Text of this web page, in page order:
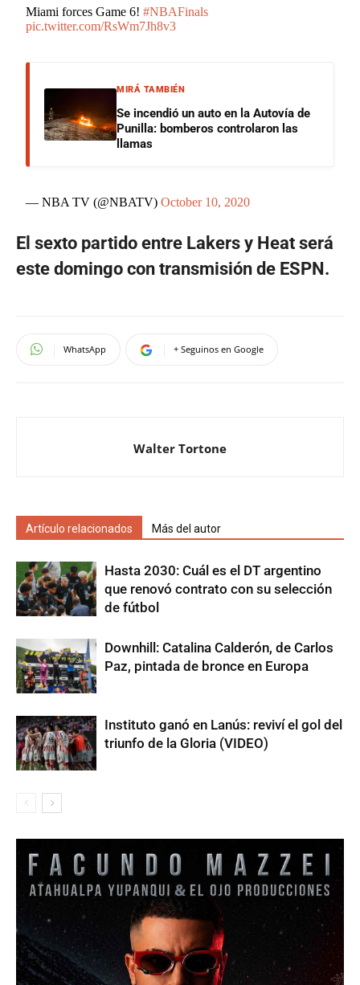
Miami forces Game 6!#NBAFinals
pic.twitter.com/RsWm7Jh8v3
MIRÁ TAMBIÉN
Se incendió un auto en la Autovía de
Punilla: bomberos controlaron las
llamas
— NBA TV (@NBATV)October 10, 2020
El sexto partido entre Lakers y Heat será
este domingo con transmisión de ESPN.
WhatsApp + Seguinos en Google
Walter Tortone
Artículo relacionados Más del autor
Hasta 2030: Cuál es el DT argentino
que renovó contrato con su selección
de fútbol
Downhill: Catalina Calderón, de Carlos
Paz, pintada de bronce en Europa
Instituto ganó en Lanús: reviví el gol del
triunfo de la Gloria (VIDEO)